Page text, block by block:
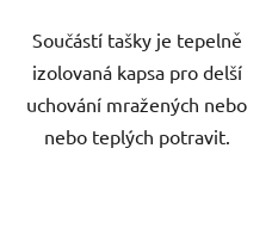
Součástí tašky je tepelně
izolovaná kapsa pro delší
uchování mražených nebo
nebo teplých potravit.